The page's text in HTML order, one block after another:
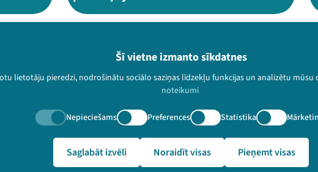
Šī vietne izmanto sīkdatnes
lietotāju pieredzi, nodrošinātu sociālo saziņas līdzekļu funkcijas un analizētu
noteikumi
Nepieciešams Preferences Statistika
Saglabāt izvēli Noraidīt visas Pieņemt visas
Piesakies
Nepalaid garām aktuālāko